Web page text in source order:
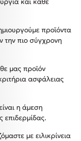
προϊόντα
την πιο σύγχρονη
μας προϊόν
ασφάλειας
η άμεση
επιδερμίδας.
με ειλικρίνεια